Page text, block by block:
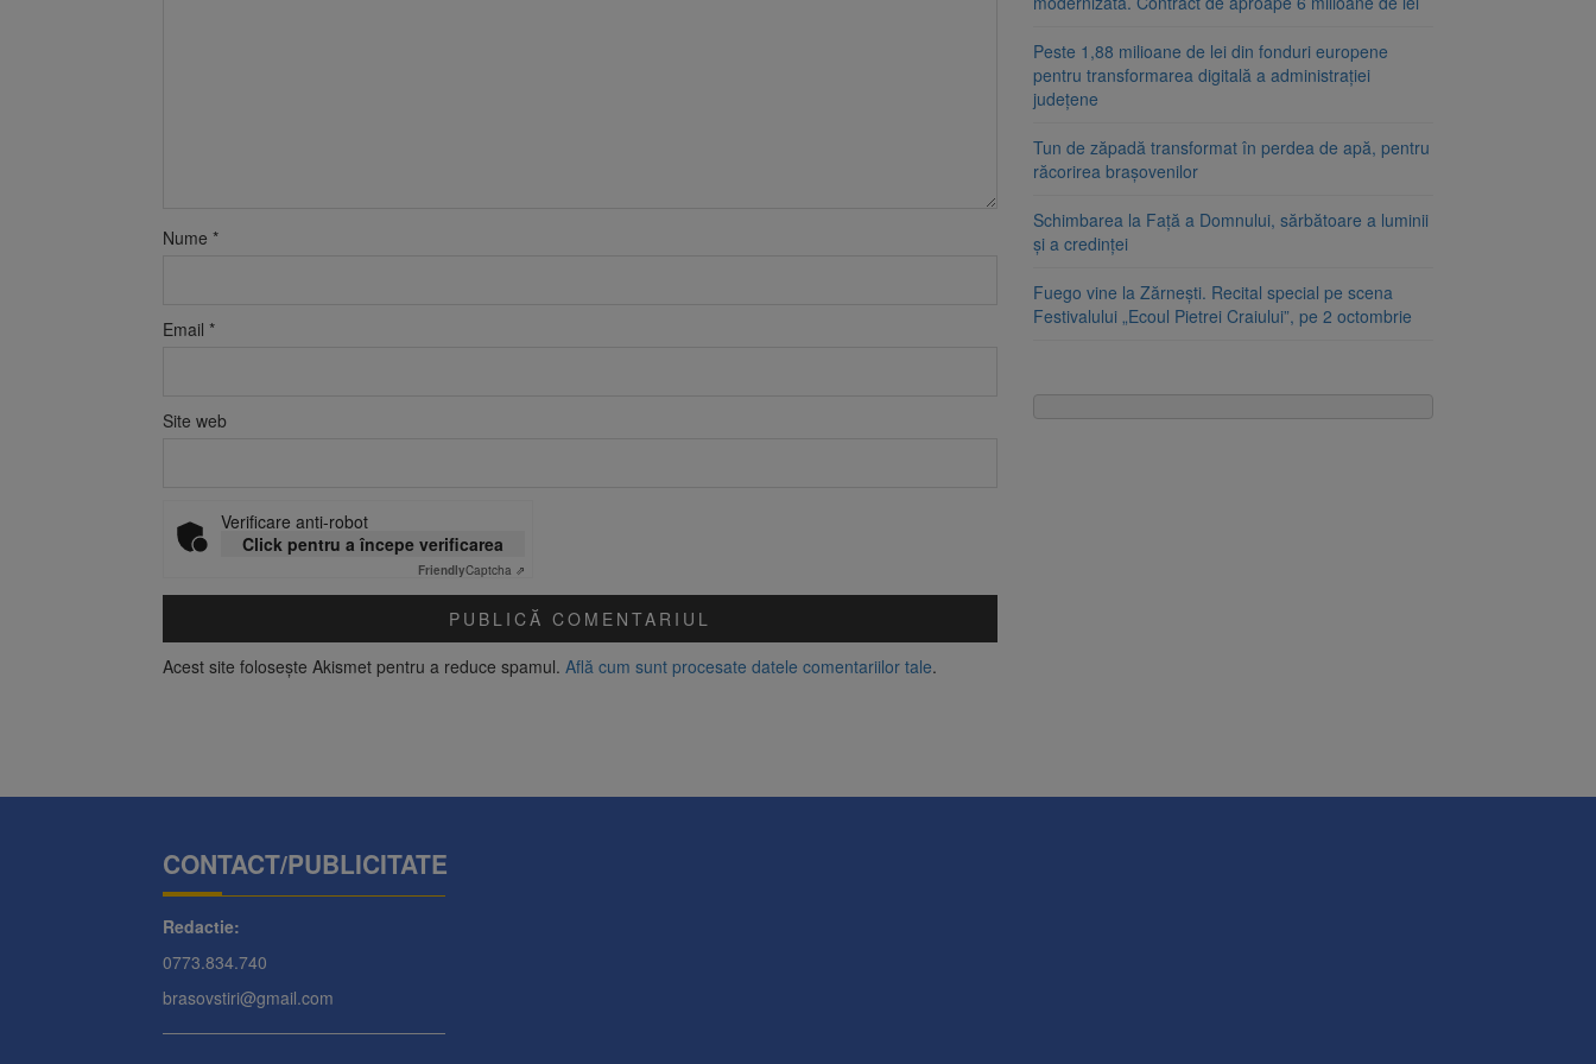
Nume *
Email *
Site web
Verificare anti-robot
Click pentru a începe verificarea
FriendlyCaptcha ⇗
Acest site folosește Akismet pentru a reduce spamul. Află cum sunt procesate datele comentariilor tale.
Peste 1,88 milioane de lei din fonduri europene
pentru transformarea digitală a administrației
județene
Tun de zăpadă transformat în perdea de apă, pentru
răcorirea brașovenilor
Schimbarea la Față a Domnului, sărbătoare a luminii
și a credinței
Fuego vine la Zărnești. Recital special pe scena
Festivalului „Ecoul Pietrei Craiului”, pe 2 octombrie
CONTACT/PUBLICITATE
Redactie:
0773.834.740
brasovstiri@gmail.com